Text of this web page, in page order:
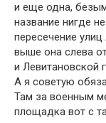
и еще одна,
название нигде
пересечение
выше она слева
и Левитановской
А я советую
Там за военным
площадка вот с